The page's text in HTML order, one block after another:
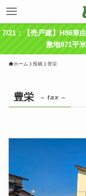
7/21：【売戸建】H86東
敷地971平
ホーム 投稿 豊栄
豊栄 – tax –